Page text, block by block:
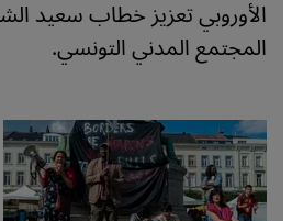
الأوروبي تعزيز خطاب سعيد
المجتمع المدني التونسي.